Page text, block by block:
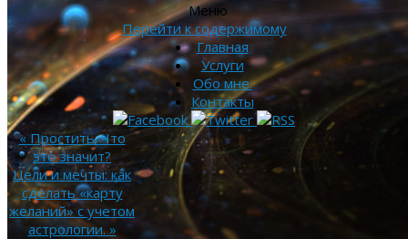
Меню
Перейти к содержимому
Главная
Услуги
Обо мне.
Контакты
«Простить. Что
это значит?
Цели и мечты: как
сделать «карту
желаний» с учетом
астрологии.»